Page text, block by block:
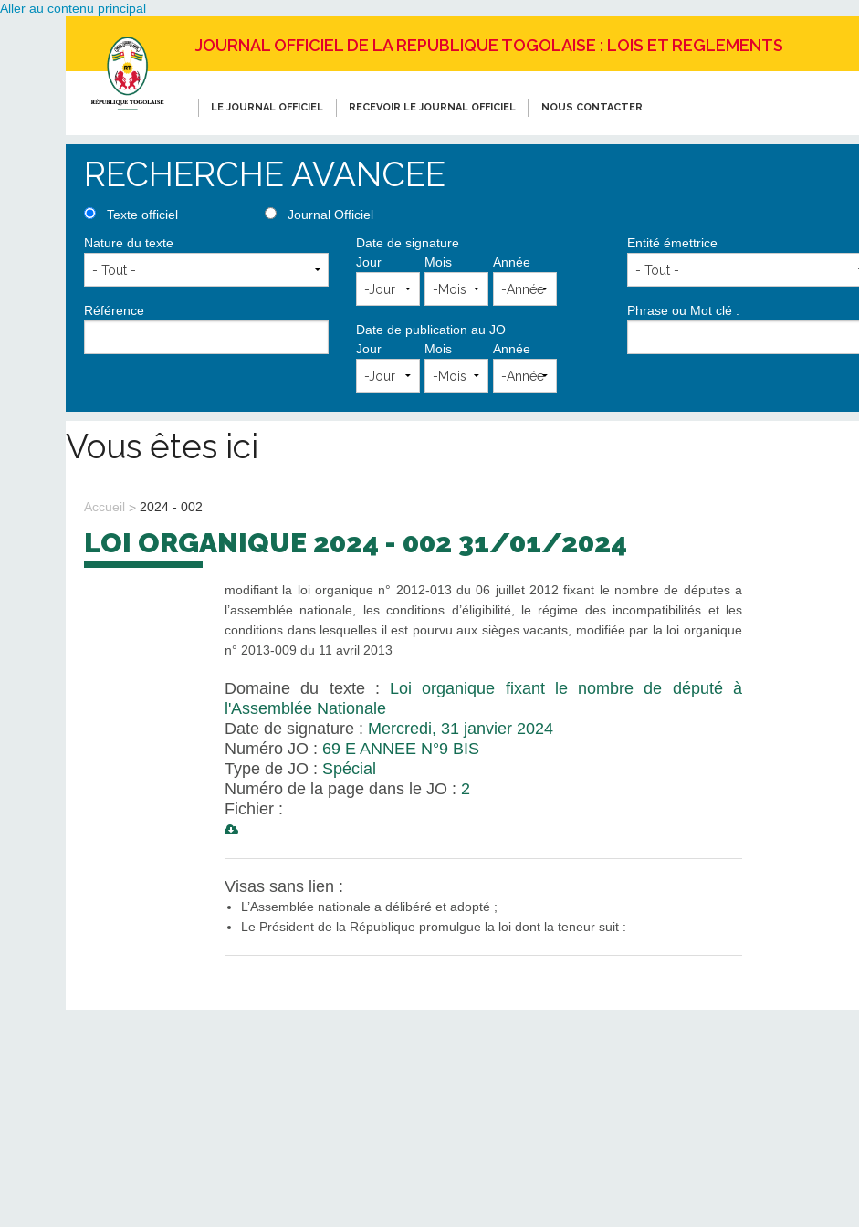
Aller au contenu principal
JOURNAL OFFICIEL DE LA REPUBLIQUE TOGOLAISE : LOIS ET REGLEMENTS
LE JOURNAL OFFICIEL RECEVOIR LE JOURNAL OFFICIEL NOUS CONTACTER
RECHERCHE AVANCEE
Texte officiel
Journal Officiel
Nature du texte
Référence
Date de signature
Jour
Mois Année
Date de publication au JO
Jour
Mois Année
Entité émettrice
Phrase ou Mot clé :
Vous êtes ici
Accueil 2024 - 002
LOI ORGANIQUE 2024 - 002 31/01/2024
modifiant la loi organique n° 2012-013 du 06 juillet 2012 fixant le nombre de députes a
l’assemblée nationale, les conditions d’éligibilité, le régime des incompatibilités et les
conditions dans lesquelles il est pourvu aux sièges vacants, modifiée par la loi organique
n° 2013-009 du 11 avril 2013
Domaine du texte : Loi organique fixant le nombre de député à
l'Assemblée Nationale
Date de signature : Mercredi, 31 janvier 2024
Numéro JO : 69 E ANNEE N°9 BIS
Type de JO : Spécial
Numéro de la page dans le JO : 2
Fichier :
Visas sans lien :
L’Assemblée nationale a délibéré et adopté ;
Le Président de la République promulgue la loi dont la teneur suit :